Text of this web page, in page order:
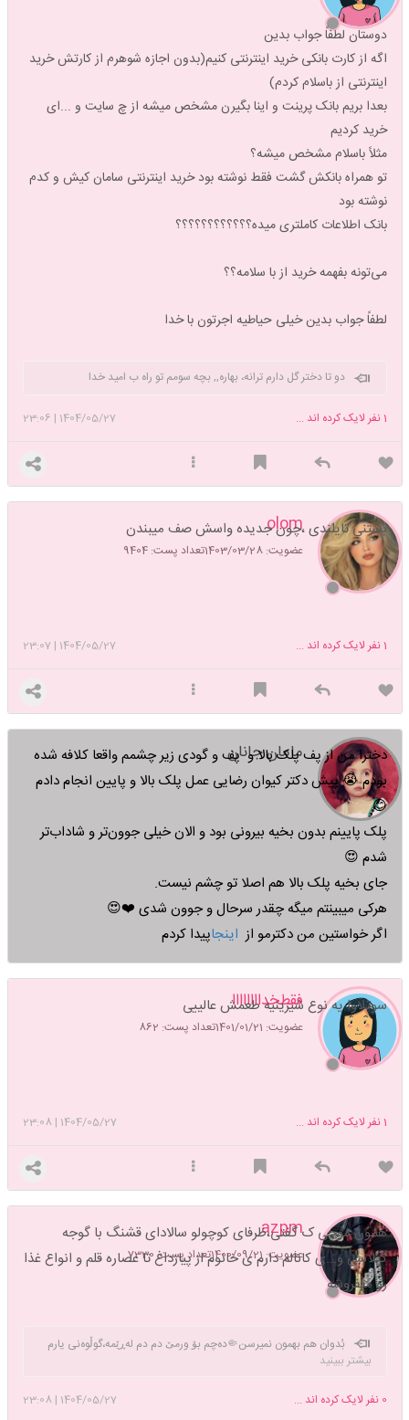
دوستان لطفاً جواب بدین
اگه از کارت بانکی خرید اینترنتی کنیم(بدون اجازه شوهرم از کارتش خرید
اینترنتی از باسلام کردم)
بعدا بریم بانک پرینت و اینا بگیرن مشخص میشه از چ سایت و ...ای
خرید کردیم
مثلاً باسلام مشخص میشه؟
تو همراه بانکش گشت فقط نوشته بود خرید اینترنتی سامان کیش و کدم
نوشته بود
بانک اطلاعات کاملتری میده؟؟؟؟؟؟؟؟؟؟؟؟
می‌تونه بفهمه خرید از با سلامه؟؟
لطفاً جواب بدین خیلی حیاطیه اجرتون با خدا
دو تا دختر گل دارم ترانه، بهاره,, بچه سومم تو راه ب امید خدا
1404/05/27
|
23:06 1نفر لایک کرده اند ...
olom
عضویت: 1403/03/28 تعداد پست: 9404
بستنی تایلندی ،چون جدیده واسش صف میبندن
1404/05/27
|
23:07 1نفر لایک کرده اند ...
مامان جانان
دخترا من از پف پلک بالا و پف و گودی زیر چشمم واقعا کلافه شده
بودم 😭 پیش دکتر کیوان رضایی عمل پلک بالا و پایین انجام دادم
😊
پلک پایینم بدون بخیه بیرونی بود و الان خیلی جوون‌تر و شاداب‌تر
شدم 😍
جای بخیه پلک بالا هم اصلا تو چشم نیست.
هرکی میبینتم میگه چقدر سرحال و جوون شدی ❤️😍
اگر خواستین من دکترمو از
پیدا کردم
فقطخداااااااا
عضویت: 1401/01/21 تعداد پست: 862
سوتلاوا یه نوع شیرینیه طعمش عالییی
1404/05/27
|
23:08 1نفر لایک کرده اند ...
azpm
عضویت: 1400/09/21 تعداد پست: 7330
همون موچی ک گفتی،ظرفای کوچولو سالادای قشنگ با گوجه
گیلاسی و...ی کانالم دارم ی خانوم از پیازداغ تا عصاره قلم و انواع غذا
رو میفروشه
بُدوان هم بهمون نمیرسن🤏دەچم بۆ ورمێ دم دم لەڕێمە،گوڵوەنی یارم
یادگاریەوپێمە❣️هەڤاڵ گیان هیوا و هەتاوت لەبیر نەچێ ,manamaام
بیشتر ببینید
1404/05/27
|
23:08 0 نفر لایک کرده اند ...